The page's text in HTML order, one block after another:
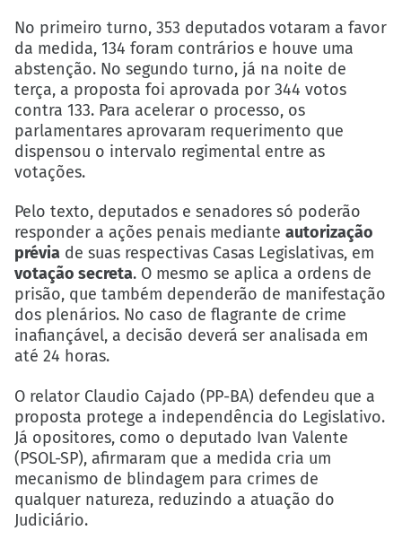
No primeiro turno, 353 deputados votaram a favor
da medida, 134 foram contrários e houve uma
abstenção. No segundo turno, já na noite de
terça, a proposta foi aprovada por 344 votos
contra 133. Para acelerar o processo, os
parlamentares aprovaram requerimento que
dispensou o intervalo regimental entre as
votações.
Pelo texto, deputados e senadores só poderão
responder a ações penais mediante autorização
prévia de suas respectivas Casas Legislativas, em
votação secreta. O mesmo se aplica a ordens de
prisão, que também dependerão de manifestação
dos plenários. No caso de flagrante de crime
inafiançável, a decisão deverá ser analisada em
até 24 horas.
O relator Claudio Cajado (PP-BA) defendeu que a
proposta protege a independência do Legislativo.
Já opositores, como o deputado Ivan Valente
(PSOL-SP), afirmaram que a medida cria um
mecanismo de blindagem para crimes de
qualquer natureza, reduzindo a atuação do
Judiciário.